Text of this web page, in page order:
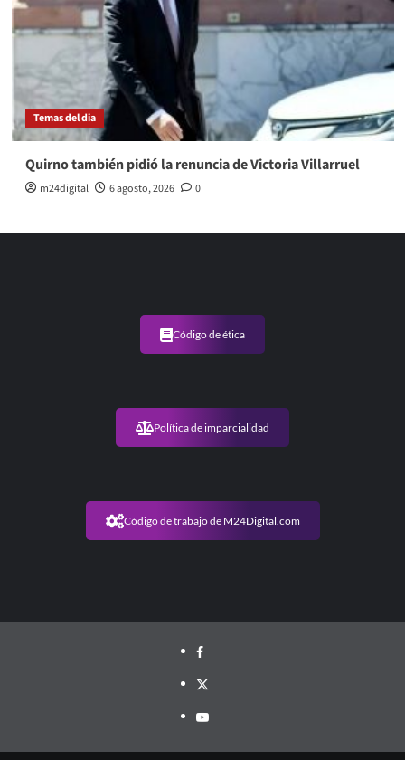
Temas del dia
Quirno también pidió la renuncia de Victoria Villarruel
m24digital 6 agosto, 2026 0
Código de ética
Política de imparcialidad
Código de trabajo de M24Digital.com